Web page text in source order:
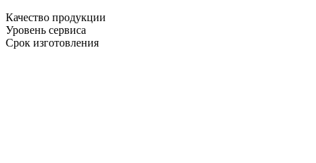
Качество продукции
Уровень сервиса
Срок изготовления